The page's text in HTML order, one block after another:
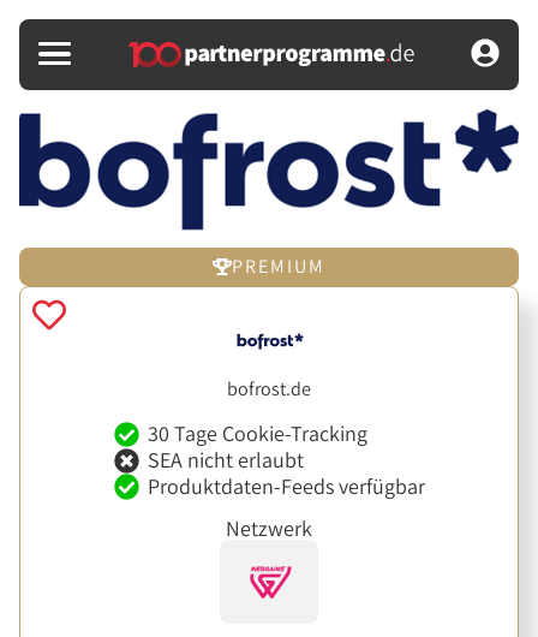
PREMIUM
bofrost.de
30 Tage Cookie-Tracking
SEA nicht erlaubt
Produktdaten-Feeds verfügbar
Netzwerk